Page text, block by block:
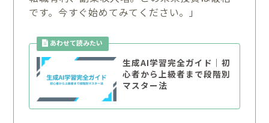
です。今すぐ始めてみてください。」
生成AI学習完全ガイド｜初
心者から上級者まで段階別
マスター法